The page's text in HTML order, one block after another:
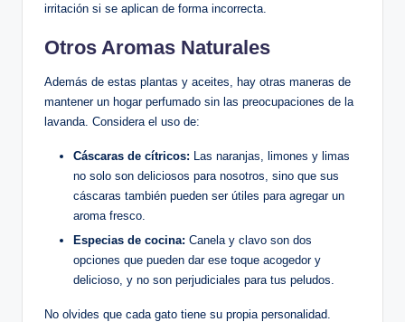
irritación si se aplican de forma incorrecta.
Otros Aromas Naturales
Además de estas plantas y aceites, hay otras maneras de
mantener un hogar perfumado sin las preocupaciones de la
lavanda. Considera el uso de:
Cáscaras de cítricos: Las naranjas, limones y limas
no solo son deliciosos para nosotros, sino que sus
cáscaras también pueden ser útiles para agregar un
aroma fresco.
Especias de cocina: Canela y clavo son dos
opciones que pueden dar ese toque acogedor y
delicioso, y no son perjudiciales para tus peludos.
No olvides que cada gato tiene su propia personalidad.